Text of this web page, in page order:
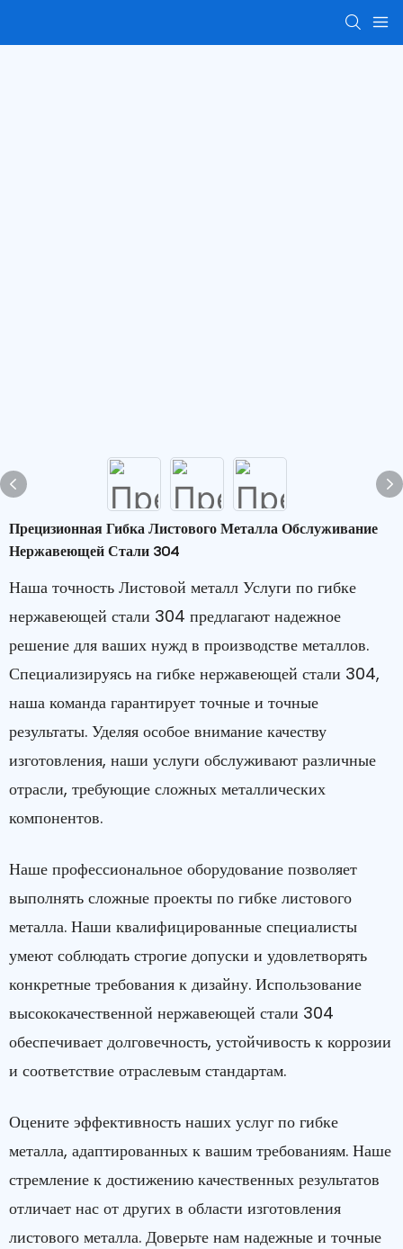
Прецизионная Гибка Листового Металла Обслуживание
Нержавеющей Стали 304
Наша точность Листовой металл Услуги по гибке
нержавеющей стали 304 предлагают надежное
решение для ваших нужд в производстве металлов.
Специализируясь на гибке нержавеющей стали 304,
наша команда гарантирует точные и точные
результаты. Уделяя особое внимание качеству
изготовления, наши услуги обслуживают различные
отрасли, требующие сложных металлических
компонентов.
Наше профессиональное оборудование позволяет
выполнять сложные проекты по гибке листового
металла. Наши квалифицированные специалисты
умеют соблюдать строгие допуски и удовлетворять
конкретные требования к дизайну. Использование
высококачественной нержавеющей стали 304
обеспечивает долговечность, устойчивость к коррозии
и соответствие отраслевым стандартам.
Оцените эффективность наших услуг по гибке
металла, адаптированных к вашим требованиям. Наше
стремление к достижению качественных результатов
отличает нас от других в области изготовления
листового металла. Доверьте нам надежные и точные